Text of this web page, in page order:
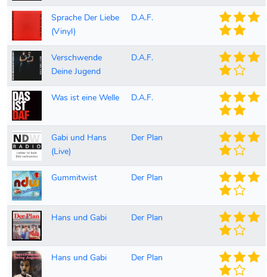
Sprache Der Liebe
(Vinyl)
D.A.F.
Verschwende
Deine Jugend
D.A.F.
Was ist eine Welle D.A.F.
Gabi und Hans
(Live)
Der Plan
Gummitwist Der Plan
Hans und Gabi Der Plan
Hans und Gabi Der Plan